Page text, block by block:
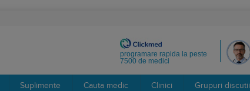
programare rapida la peste
7500 de medici
Suplimente Cauta medic Clinici Grupuri discutii